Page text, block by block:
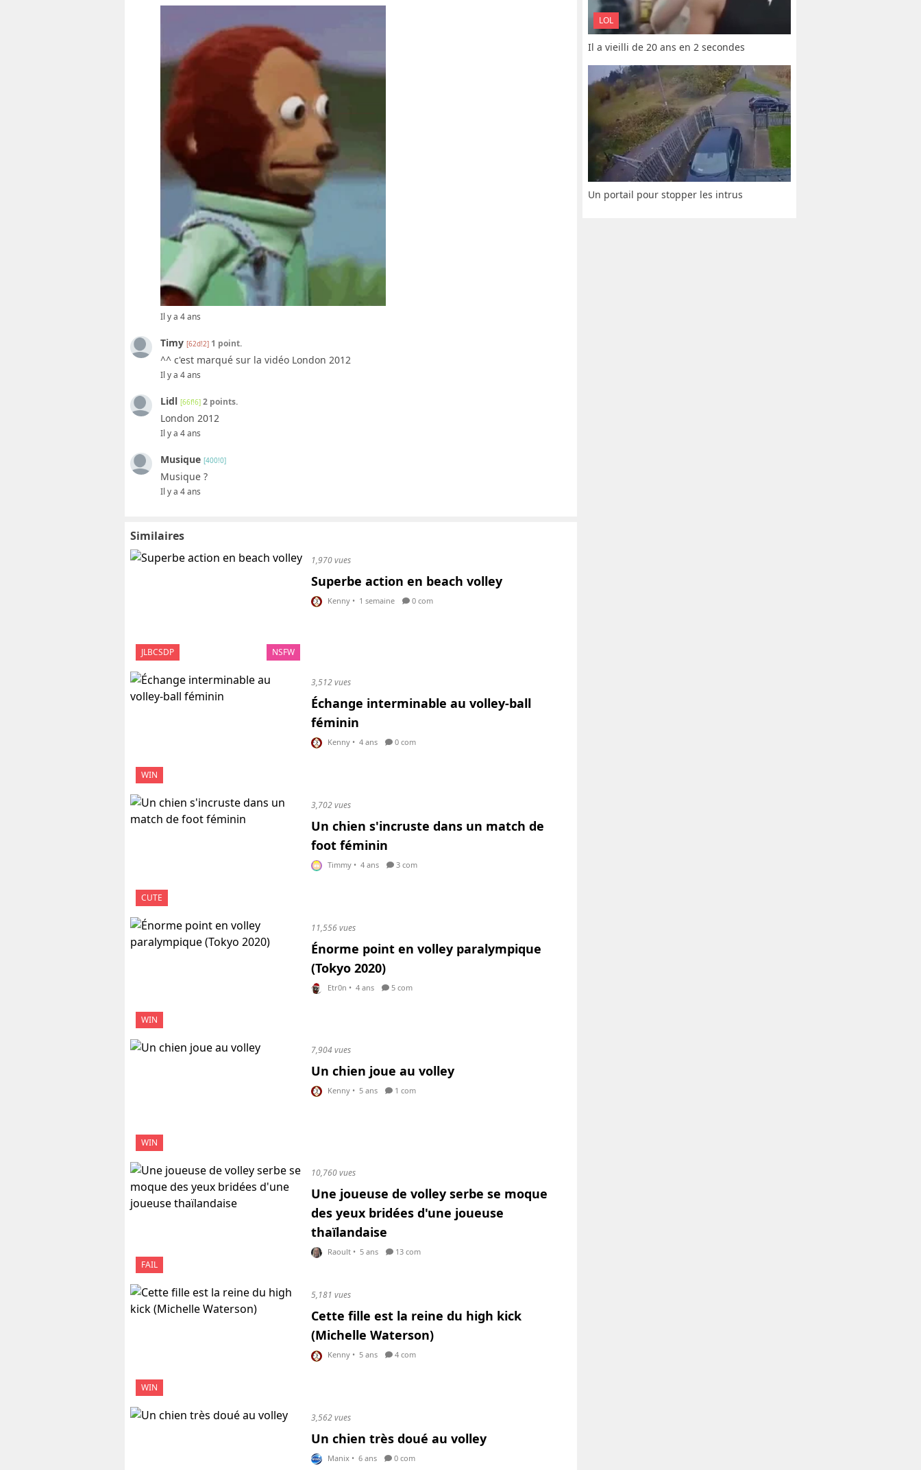
Il y a 4 ans
Timy [62d!2] 1 point.
^^ c'est marqué sur la vidéo London 2012
Il y a 4 ans
Lidl [66f!6] 2 points.
London 2012
Il y a 4 ans
Musique [400!0]
Musique ?
Il y a 4 ans
Similaires
JLBCSDP NSFW
1,970 vues
Superbe action en beach volley
Kenny • 1 semaine 0 com
WIN
3,512 vues
Échange interminable au volley-ball
féminin
Kenny • 4 ans 0 com
CUTE
3,702 vues
Un chien s'incruste dans un match de
foot féminin
Timmy • 4 ans 3 com
WIN
11,556 vues
Énorme point en volley paralympique
(Tokyo 2020)
Etr0n • 4 ans 5 com
WIN
7,904 vues
Un chien joue au volley
Kenny • 5 ans 1 com
FAIL
10,760 vues
Une joueuse de volley serbe se moque
des yeux bridées d'une joueuse
thaïlandaise
Raoult • 5 ans 13 com
WIN
5,181 vues
Cette fille est la reine du high kick
(Michelle Waterson)
Kenny • 5 ans 4 com
3,562 vues
Un chien très doué au volley
Manix • 6 ans 0 com
LOL
Il a vieilli de 20 ans en 2 secondes
Un portail pour stopper les intrus